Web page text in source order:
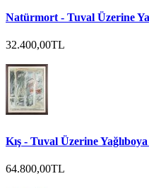
Natürmort - Tuval Üzerine
32.400,00TL
Kış - Tuval Üzerine
64.800,00TL